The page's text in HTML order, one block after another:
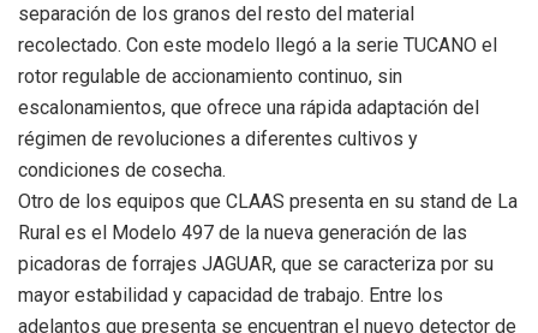
separación de los granos del resto del material
recolectado. Con este modelo llegó a la serie TUCANO el
rotor regulable de accionamiento continuo, sin
escalonamientos, que ofrece una rápida adaptación del
régimen de revoluciones a diferentes cultivos y
condiciones de cosecha.
Otro de los equipos que CLAAS presenta en su stand de La
Rural es el Modelo 497 de la nueva generación de las
picadoras de forrajes JAGUAR, que se caracteriza por su
mayor estabilidad y capacidad de trabajo. Entre los
adelantos que presenta se encuentran el nuevo detector de